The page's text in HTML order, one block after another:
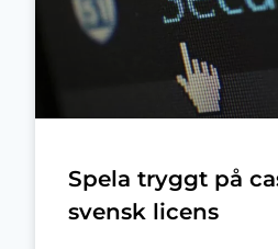
Spela tryggt på
svensk licens